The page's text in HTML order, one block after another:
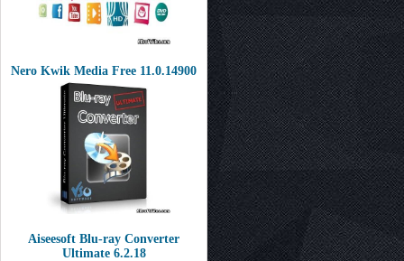
Nero Kwik Media Free 11.0.14900
Aiseesoft Blu-ray Converter
Ultimate 6.2.18